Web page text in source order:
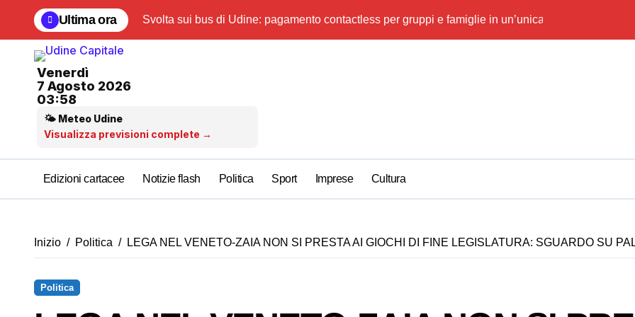
contenuto
Ultima ora Svolta sui bus di Udine: pagamento contactless per gruppi e famiglie in un’unica mossaAway Kit
Venerdì
7 Agosto 2026
03:58
🌤 Meteo Udine
Visualizza previsioni complete →
Edizioni cartacee Notizie flash Politica Sport Imprese Cultura
Inizio Politica LEGA NEL VENETO-ZAIA NON SI PRESTA AI GIOCHI DI FINE LEGISLATURA: SGUARDO SU
Politica